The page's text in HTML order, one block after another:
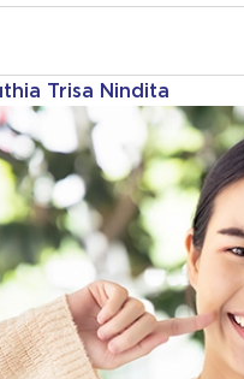
Trisa Nindita